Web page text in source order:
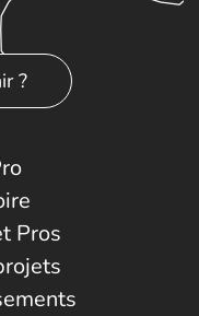
?
Pros